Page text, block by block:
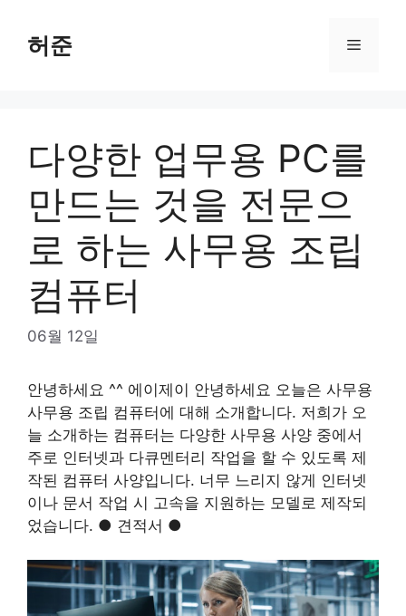
content
허준 Menu
다양한 업무용 PC를
만드는 것을 전문으
로 하는 사무용 조립
컴퓨터
06월 12일
안녕하세요 ^^ 에이제이 안녕하세요 오늘은 사무용
사무용 조립 컴퓨터에 대해 소개합니다. 저희가 오
늘 소개하는 컴퓨터는 다양한 사무용 사양 중에서
주로 인터넷과 다큐멘터리 작업을 할 수 있도록 제
작된 컴퓨터 사양입니다. 너무 느리지 않게 인터넷
이나 문서 작업 시 고속을 지원하는 모델로 제작되
었습니다. ● 견적서 ●